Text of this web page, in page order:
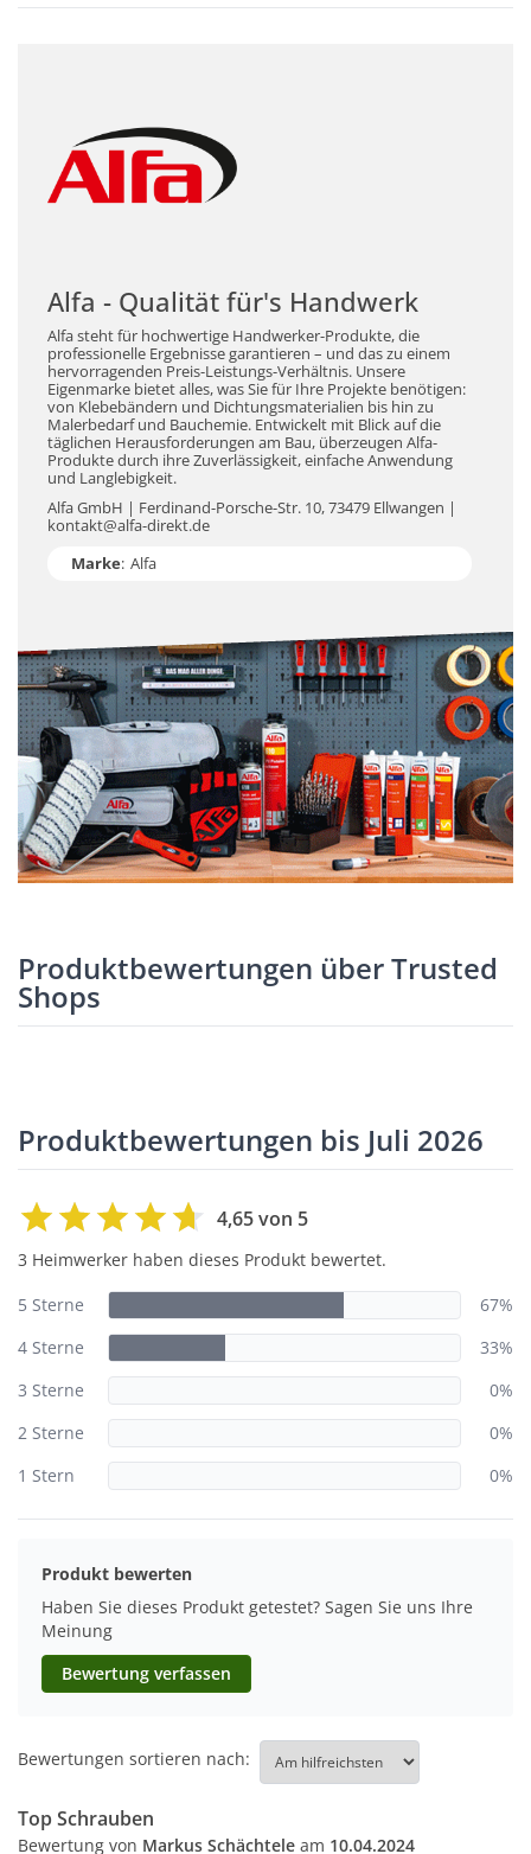
Alfa - Qualität für's Handwerk
Alfa steht für hochwertige Handwerker-Produkte, die
professionelle Ergebnisse garantieren – und das zu einem
hervorragenden Preis-Leistungs-Verhältnis. Unsere
Eigenmarke bietet alles, was Sie für Ihre Projekte benötigen:
von Klebebändern und Dichtungsmaterialien bis hin zu
Malerbedarf und Bauchemie. Entwickelt mit Blick auf die
täglichen Herausforderungen am Bau, überzeugen Alfa-
Produkte durch ihre Zuverlässigkeit, einfache Anwendung
und Langlebigkeit.
Alfa GmbH | Ferdinand-Porsche-Str. 10, 73479 Ellwangen |
kontakt@alfa-direkt.de
Marke: Alfa
Produktbewertungen über Trusted
Shops
Produktbewertungen bis Juli 2026
4,65 von 5
3 Heimwerker haben dieses Produkt bewertet.
5 Sterne
67%
4 Sterne
33%
3 Sterne
0%
2 Sterne
0%
1 Stern
0%
Produkt bewerten
Haben Sie dieses Produkt getestet? Sagen Sie uns Ihre
Meinung
Bewertung verfassen
Bewertungen sortieren nach:
Top Schrauben
Bewertung von Markus Schächtele am 10.04.2024